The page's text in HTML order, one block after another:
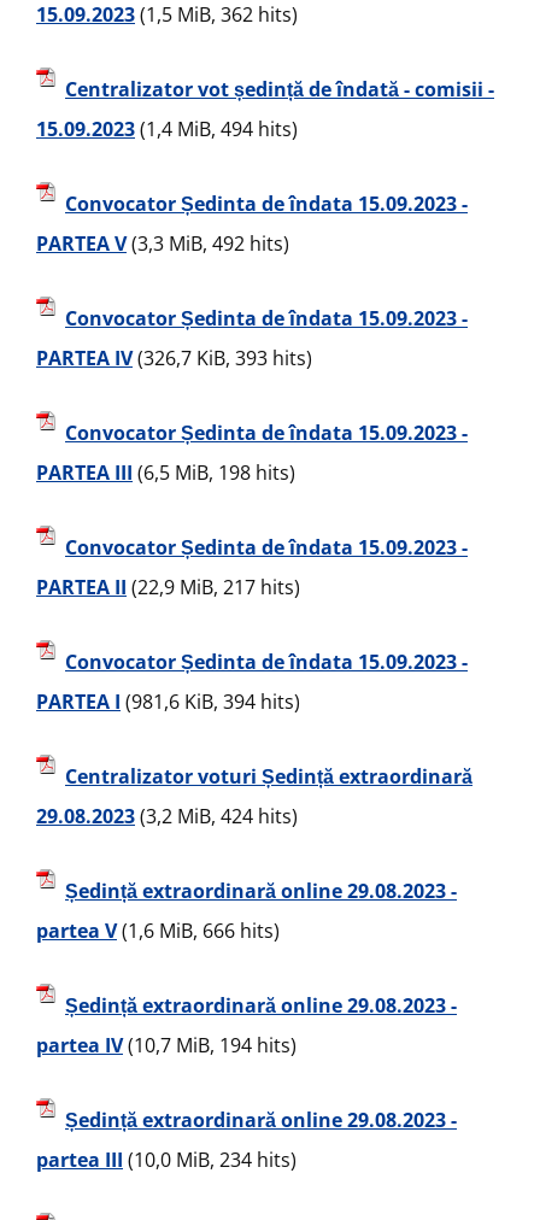
15.09.2023(1,5 MiB, 362 hits)
Centralizator vot ședință de îndată - comisii -
15.09.2023(1,4 MiB, 494 hits)
Convocator Ședinta de îndata 15.09.2023 -
PARTEA V(3,3 MiB, 492 hits)
Convocator Ședinta de îndata 15.09.2023 -
PARTEA IV(326,7 KiB, 393 hits)
Convocator Ședinta de îndata 15.09.2023 -
PARTEA III (6,5 MiB, 198 hits)
Convocator Ședinta de îndata 15.09.2023 -
PARTEA II (22,9 MiB, 217 hits)
Convocator Ședinta de îndata 15.09.2023 -
PARTEA I (981,6 KiB, 394 hits)
Centralizator voturi Ședință extraordinară
29.08.2023(3,2 MiB, 424 hits)
Ședință extraordinară online 29.08.2023 -
partea V(1,6 MiB, 666 hits)
Ședință extraordinară online 29.08.2023 -
partea IV(10,7 MiB, 194 hits)
Ședință extraordinară online 29.08.2023 -
partea III (10,0 MiB, 234 hits)